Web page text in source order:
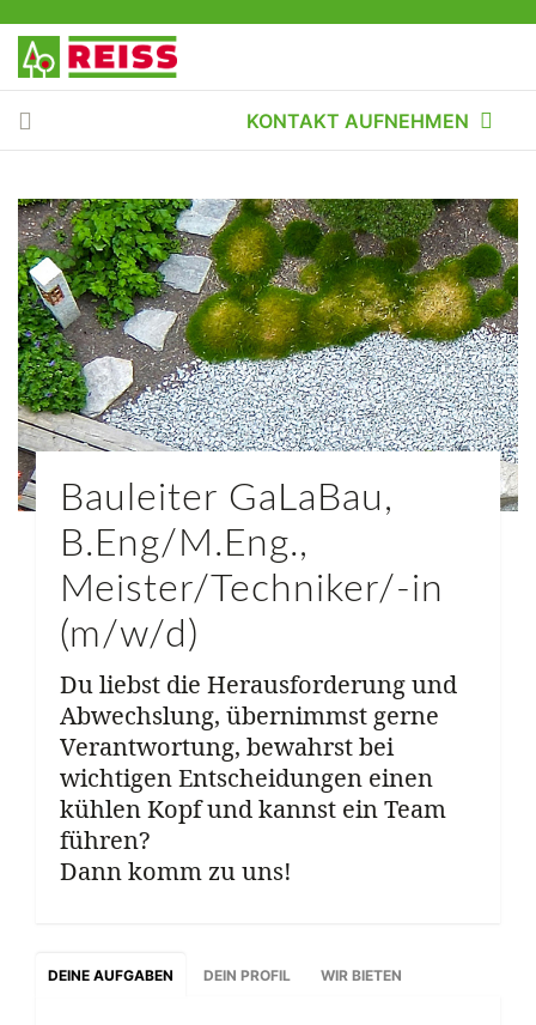
KONTAKT AUFNEHMEN
Bauleiter GaLaBau,
B.Eng/M.Eng.,
Meister/Techniker/-in
(m/w/d)
Du liebst die Herausforderung und
Abwechslung, übernimmst gerne
Verantwortung, bewahrst bei
wichtigen Entscheidungen einen
kühlen Kopf und kannst ein Team
führen?
Dann komm zu uns!
DEINE AUFGABEN DEIN PROFIL WIR BIETEN